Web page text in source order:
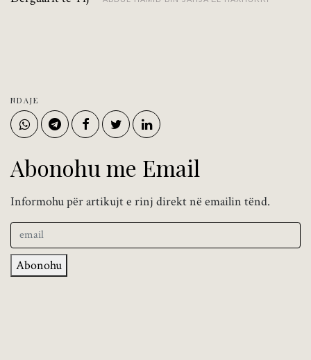
NDAJE
Abonohu me Email
Informohu për artikujt e rinj direkt në emailin tënd.
Abonohu